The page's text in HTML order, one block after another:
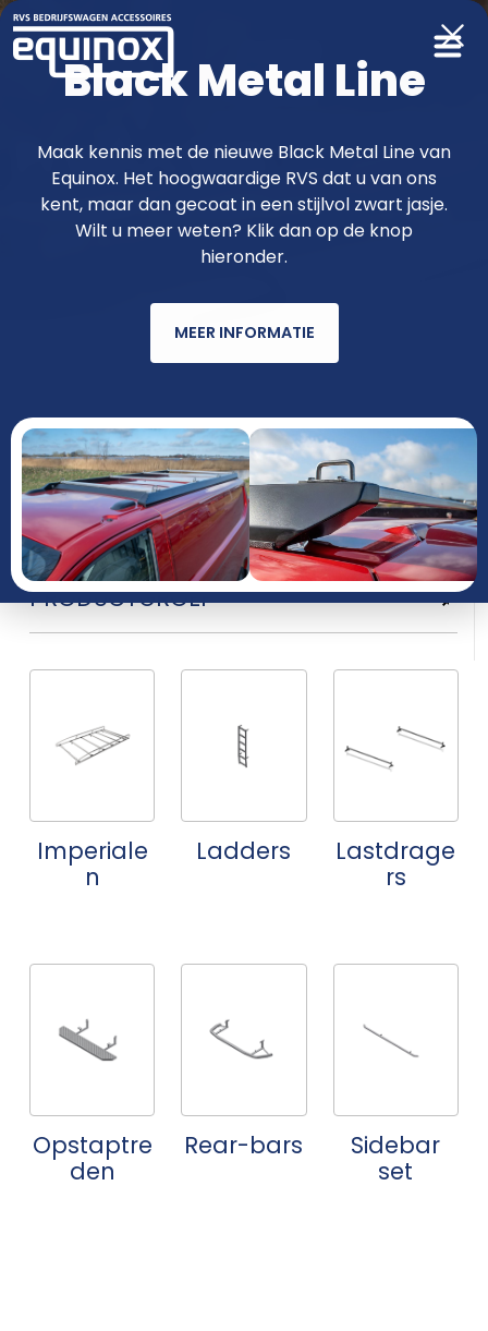
Producten
functioneler & fraaier met RVS van
Equinox
MODEL
JAAR
PRODUCTGROEP
Imperiale
n
Ladders
Lastdrage
rs
Opstaptre
den
Rear-bars
Sidebar
set
Black Metal Line
Maak kennis met de nieuwe Black Metal Line van
Equinox. Het hoogwaardige RVS dat u van ons
kent, maar dan gecoat in een stijlvol zwart jasje.
Wilt u meer weten? Klik dan op de knop
hieronder.
MEER INFORMATIE